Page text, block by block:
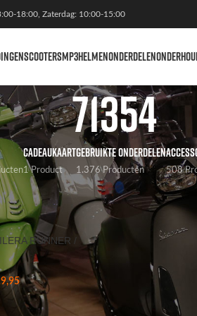
18:00, Zaterdag: 10:00-15:00
SCOOTERSMP3HELMENONDERDELEN
71354
CADEAUKAART
1 Product
GEBRUIKTE ONDERDELEN
1.376 Producten 508
71354
RUNNER /